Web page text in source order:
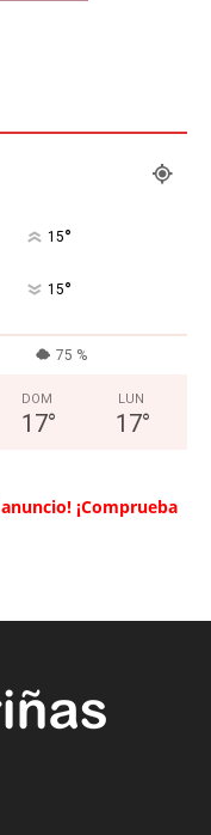
15°
15°
75 %
DOM
17°
LUN
17°
¡Comprueba